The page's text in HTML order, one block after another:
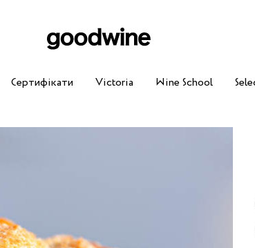
Сертифікати Victoria Wine School